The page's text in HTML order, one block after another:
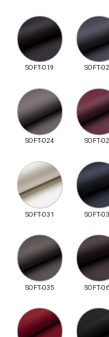
SOFT-019 SOFT-
SOFT-024 SOFT-
SOFT-031 SOFT-
SOFT-035 SOFT-